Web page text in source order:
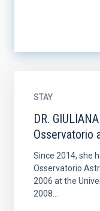
STAY
DR.
Osservatorio
Since 2014, she
Osservatorio
2006 at the
2008...